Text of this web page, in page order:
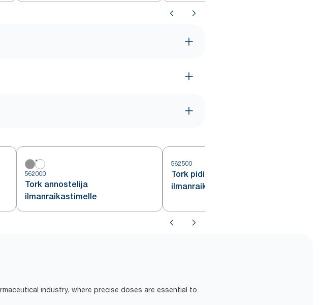
562000
Tork annostelija
ilmanraikastimelle
562500
Tork pidike
ilmanraikastinkiekolle
industry, where precise doses are essential to